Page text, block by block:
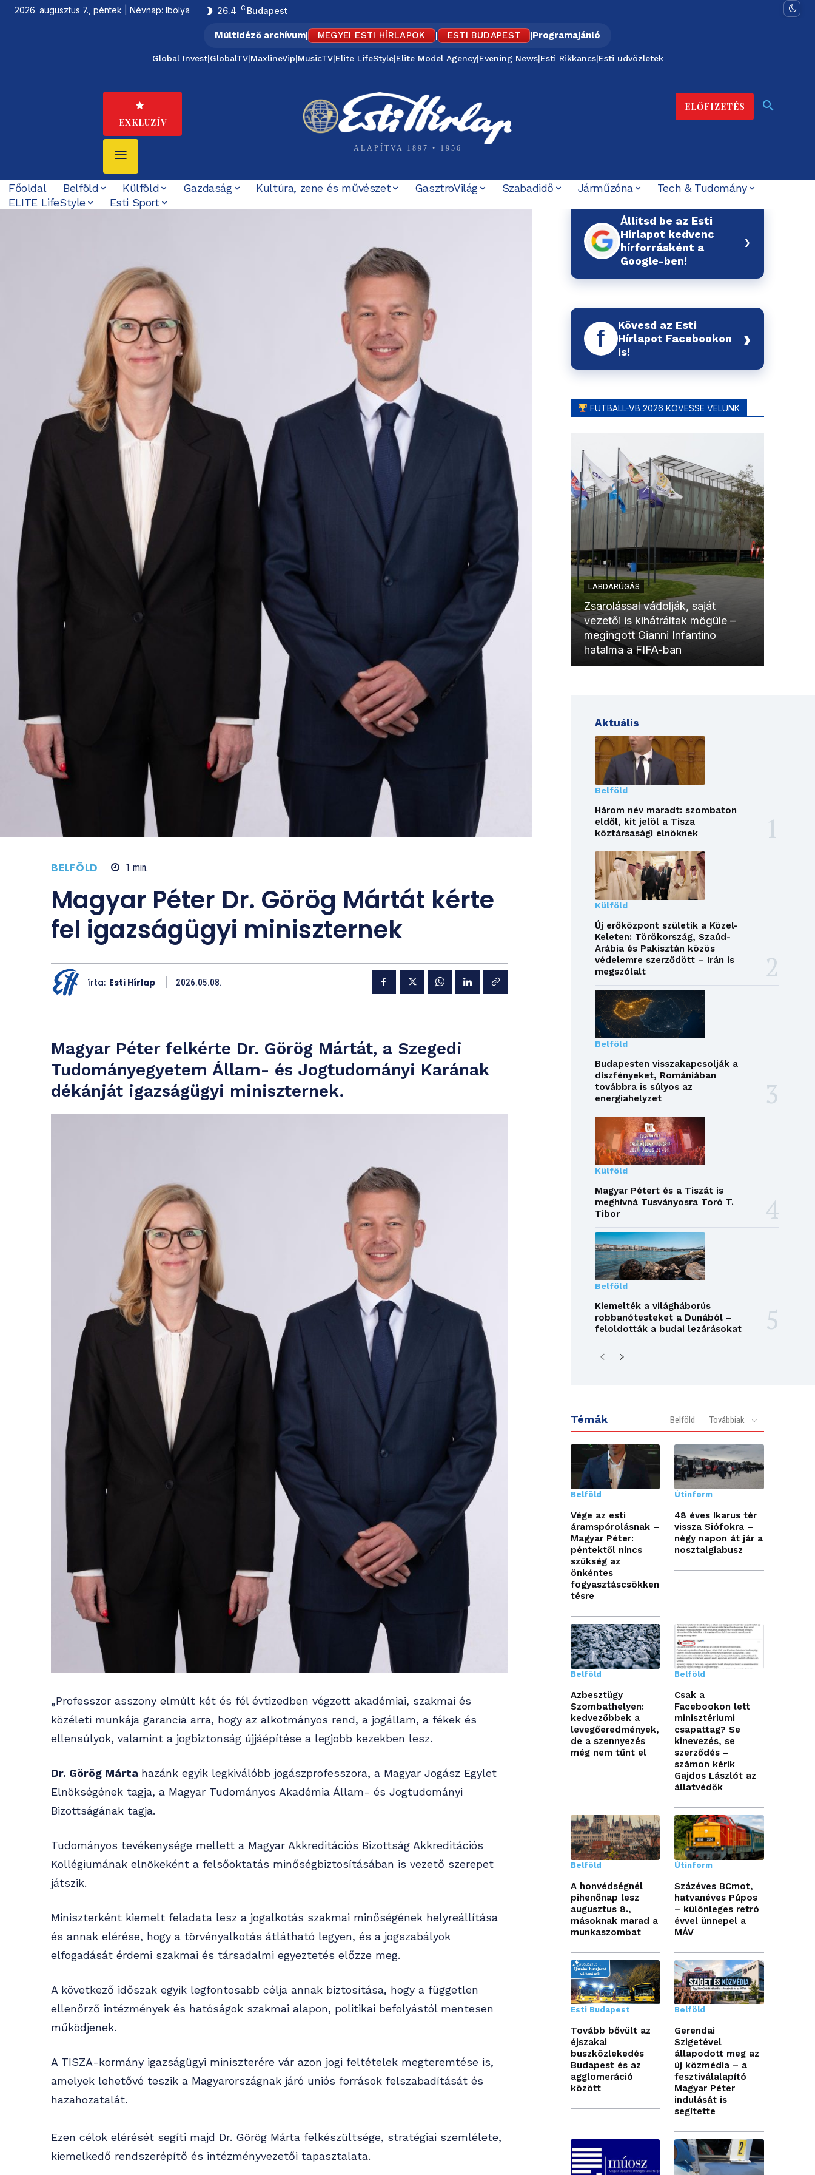
2026. augusztus 7., péntek | Névnap: Ibolya 26.4 C Budapest
Múltidéző archívum| MEGYEI ESTI HÍRLAPOK | ESTI BUDAPEST |Programajánló
Global Invest|GlobalTV|MaxlineVip|MusicTV|Elite LifeStyle|Elite Model Agency|Evening News|Esti Rikkancs|Esti üdvözletek
EXKLUZÍV
ALAPÍTVA 1897 • 1956
ELŐFIZETÉS
Főoldal Belföld Külföld Gazdaság Kultúra, zene és művészet GasztroVilág Szabadidő Járműzóna
Tech & Tudomány
ELITE LifeStyle
Esti Sport
BELFÖLD 1 min.
Magyar Péter Dr. Görög Mártát kérte
fel igazságügyi miniszternek
írta: Esti Hírlap 2026.05.08.
Magyar Péter felkérte Dr. Görög Mártát, a Szegedi
Tudományegyetem Állam- és Jogtudományi Karának
dékánját igazságügyi miniszternek.
„Professzor asszony elmúlt két és fél évtizedben végzett akadémiai, szakmai és
közéleti munkája garancia arra, hogy az alkotmányos rend, a jogállam, a fékek és
ellensúlyok, valamint a jogbiztonság újjáépítése a legjobb kezekben lesz.
Dr. Görög Márta hazánk egyik legkiválóbb jogászprofesszora, a Magyar Jogász Egylet
Elnökségének tagja, a Magyar Tudományos Akadémia Állam- és Jogtudományi
Bizottságának tagja.
Tudományos tevékenysége mellett a Magyar Akkreditációs Bizottság Akkreditációs
Kollégiumának elnökeként a felsőoktatás minőségbiztosításában is vezető szerepet
játszik.
Miniszterként kiemelt feladata lesz a jogalkotás szakmai minőségének helyreállítása
és annak elérése, hogy a törvényalkotás átlátható legyen, és a jogszabályok
elfogadását érdemi szakmai és társadalmi egyeztetés előzze meg.
A következő időszak egyik legfontosabb célja annak biztosítása, hogy a független
ellenőrző intézmények és hatóságok szakmai alapon, politikai befolyástól mentesen
működjenek.
A TISZA-kormány igazságügyi miniszterére vár azon jogi feltételek megteremtése is,
amelyek lehetővé teszik a Magyarországnak járó uniós források felszabadítását és
hazahozatalát.
Ezen célok elérését segíti majd Dr. Görög Márta felkészültsége, stratégiai szemlélete,
kiemelkedő rendszerépítő és intézményvezetői tapasztalata.
Állítsd be az Esti
Hírlapot kedvenc
hírforrásként a
Google-ben!
›
f
Kövesd az Esti
Hírlapot Facebookon
is!
›
FUTBALL-VB 2026 KÖVESSE VELÜNK
LABDARÚGÁS
Zsarolással vádolják, saját
vezetői is kihátráltak mögüle –
megingott Gianni Infantino
hatalma a FIFA-ban
Aktuális
Belföld
Három név maradt: szombaton
eldől, kit jelöl a Tisza
köztársasági elnöknek
Külföld
Új erőközpont születik a Közel-
Keleten: Törökország, Szaúd-
Arábia és Pakisztán közös
védelemre szerződött – Irán is
megszólalt
Belföld
Budapesten visszakapcsolják a
díszfényeket, Romániában
továbbra is súlyos az
energiahelyzet
Külföld
Magyar Pétert és a Tiszát is
meghívná Tusványosra Toró T.
Tibor
Belföld
Kiemelték a világháborús
robbanótesteket a Dunából –
feloldották a budai lezárásokat
Témák Belföld Továbbiak
Belföld
Vége az esti
áramspórolásnak –
Magyar Péter:
péntektől nincs
szükség az
önkéntes
fogyasztáscsökken
tésre
Útinform
48 éves Ikarus tér
vissza Siófokra –
négy napon át jár a
nosztalgiabusz
Belföld
Azbesztügy
Szombathelyen:
kedvezőbbek a
levegőeredmények,
de a szennyezés
még nem tűnt el
Belföld
Csak a
Facebookon lett
minisztériumi
csapattag? Se
kinevezés, se
szerződés –
számon kérik
Gajdos Lászlót az
állatvédők
Belföld
A honvédségnél
pihenőnap lesz
augusztus 8.,
másoknak marad a
munkaszombat
Útinform
Százéves BCmot,
hatvanéves Púpos
– különleges retró
évvel ünnepel a
MÁV
Esti Budapest
Tovább bővült az
éjszakai
buszközlekedés
Budapest és az
agglomeráció
között
Belföld
Gerendai
Szigetével
állapodott meg az
új közmédia – a
fesztiválalapító
Magyar Péter
indulását is
segítette